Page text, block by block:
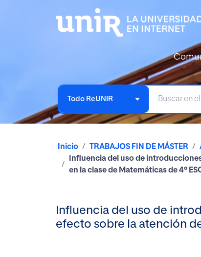
Todo ReUNIR
Inicio TRABAJOS FIN DE MÁSTER
Influencia del uso de
en la clase de Matemáticas de 4º
Influencia del uso de
efecto sobre la atención